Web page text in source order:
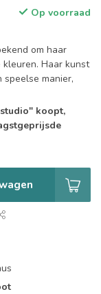
Op voorraad
om haar
Haar kunst
manier,
koopt,